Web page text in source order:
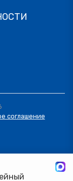
соглашение